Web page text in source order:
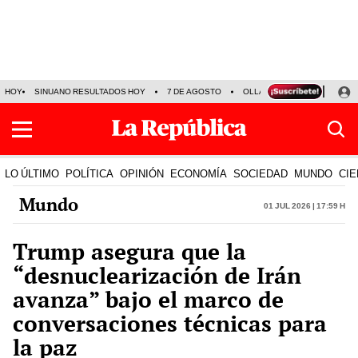
HOY SINUANO RESULTADOS HOY 7 DE AGOSTO OLLANTA HUMALA
LO ÚLTIMO POLÍTICA OPINIÓN ECONOMÍA SOCIEDAD MUNDO
Mundo 01 Jul 2026 | 17:59 h
Trump asegura que la
“desnuclearización de Irán
avanza” bajo el marco de
conversaciones técnicas para
la paz